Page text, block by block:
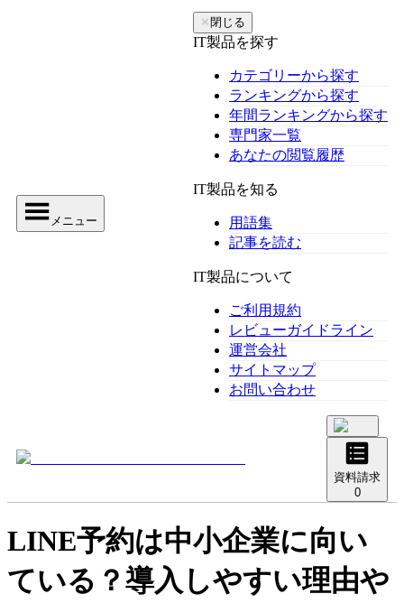
メニュー
✕ 閉じる
IT製品を探す
カテゴリーから探す
ランキングから探す
年間ランキングから探す
専門家一覧
あなたの閲覧履歴
IT製品を知る
用語集
記事を読む
IT製品について
ご利用規約
レビューガイドライン
運営会社
サイトマップ
お問い合わせ
資料請求
0
LINE予約は中小企業に向い
ている？導入しやすい理由や